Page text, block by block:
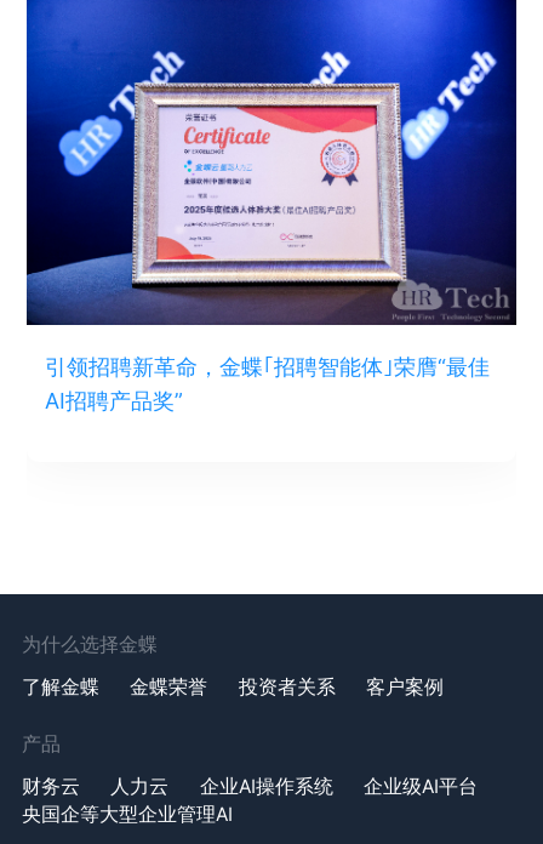
引领招聘新革命，金蝶｢招聘智能体｣荣膺“最佳
AI招聘产品奖”
为什么选择金蝶
了解金蝶
金蝶荣誉 投资者关系 客户案例
产品
财务云
人力云 企业AI操作系统
企业级AI平台
央国企等大型企业管理AI